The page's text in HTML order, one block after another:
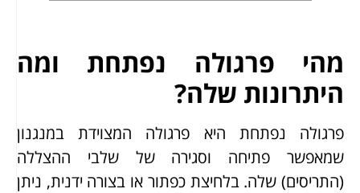
מהי פרגולה נפתחת ומה
היתרונות שלה?
פרגולה נפתחת היא פרגולה המצוידת במנגנון
שמאפשר פתיחה וסגירה של שלבי ההצללה
(התריסים) שלה. בלחיצת כפתור או בצורה ידנית, ניתן